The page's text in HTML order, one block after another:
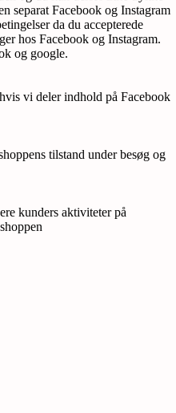
separat Facebook og Instagram
da du accepterede
hos Facebook og Instagram.
og google.
vi deler indhold på Facebook
tilstand under besøg og
kunders aktiviteter på